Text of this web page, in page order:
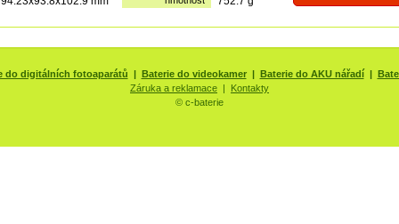
do digitálních fotoaparátů | Baterie do videokamer| Baterie do AKU nářadí|
Záruka a reklamace | Kontakty
© c-baterie